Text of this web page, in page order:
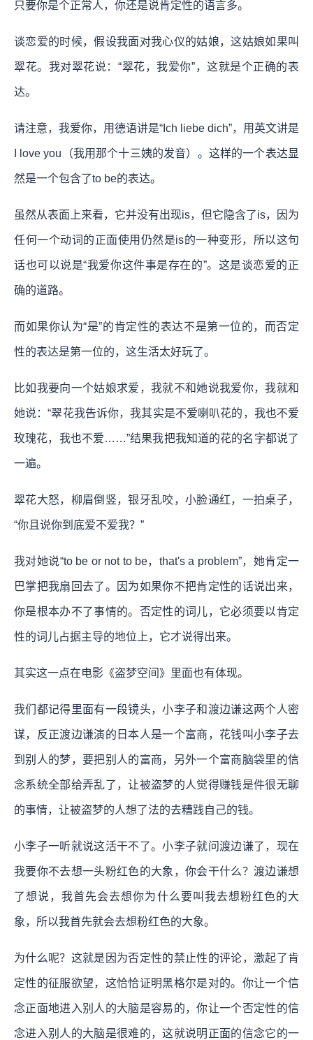
只要你是个正常人，你还是说肯定性的语言多。
谈恋爱的时候，假设我面对我心仪的姑娘，这姑娘如果叫
翠花。我对翠花说：“翠花，我爱你”，这就是个正确的表
达。
请注意，我爱你，用德语讲是“Ich liebe dich”，用英文讲是
I love you（我用那个十三姨的发音）。这样的一个表达显
然是一个包含了to be的表达。
虽然从表面上来看，它并没有出现is，但它隐含了is，因为
任何一个动词的正面使用仍然是is的一种变形，所以这句
话也可以说是“我爱你这件事是存在的”。这是谈恋爱的正
确的道路。
而如果你认为“是”的肯定性的表达不是第一位的，而否定
性的表达是第一位的，这生活太好玩了。
比如我要向一个姑娘求爱，我就不和她说我爱你，我就和
她说：“翠花我告诉你，我其实是不爱喇叭花的，我也不爱
玫瑰花，我也不爱……”结果我把我知道的花的名字都说了
一遍。
翠花大怒，柳眉倒竖，银牙乱咬，小脸通红，一拍桌子，
“你且说你到底爱不爱我？”
我对她说“to be or not to be，that's a problem”，她肯定一
巴掌把我扇回去了。因为如果你不把肯定性的话说出来，
你是根本办不了事情的。否定性的词儿，它必须要以肯定
性的词儿占据主导的地位上，它才说得出来。
其实这一点在电影《盗梦空间》里面也有体现。
我们都记得里面有一段镜头，小李子和渡边谦这两个人密
谋，反正渡边谦演的日本人是一个富商，花钱叫小李子去
到别人的梦，要把别人的富商，另外一个富商脑袋里的信
念系统全部给弄乱了，让被盗梦的人觉得赚钱是件很无聊
的事情，让被盗梦的人想了法的去糟践自己的钱。
小李子一听就说这活干不了。小李子就问渡边谦了，现在
我要你不去想一头粉红色的大象，你会干什么？渡边谦想
了想说，我首先会去想你为什么要叫我去想粉红色的大
象，所以我首先就会去想粉红色的大象。
为什么呢？这就是因为否定性的禁止性的评论，激起了肯
定性的征服欲望，这恰恰证明黑格尔是对的。你让一个信
念正面地进入别人的大脑是容易的，你让一个否定性的信
念进入别人的大脑是很难的，这就说明正面的信念它的一